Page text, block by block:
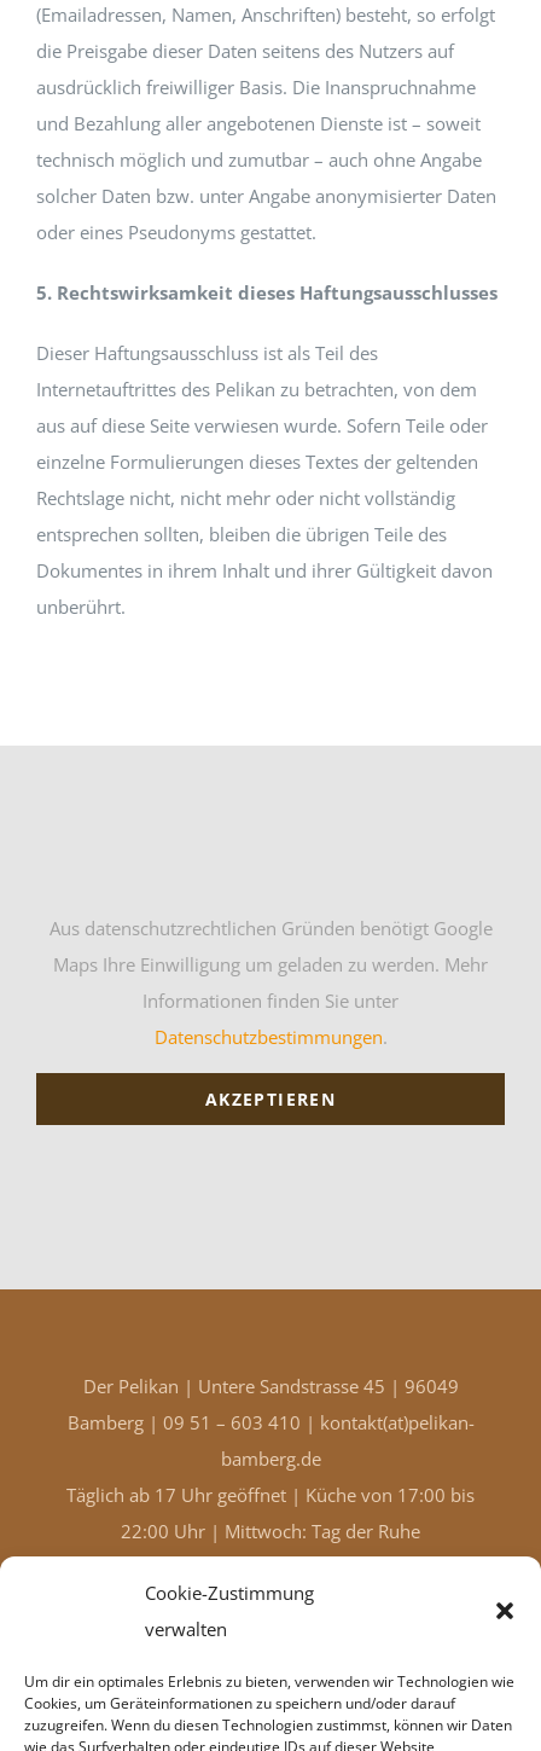
Cookie-Zustimmung
verwalten
Um dir ein optimales Erlebnis zu bieten, verwenden wir Technologien wie
Cookies, um Geräteinformationen zu speichern und/oder darauf
zuzugreifen. Wenn du diesen Technologien zustimmst, können wir Daten
wie das Surfverhalten oder eindeutige IDs auf dieser Website
(Emailadressen, Namen, Anschriften) besteht, so erfolgt
die Preisgabe dieser Daten seitens des Nutzers auf
ausdrücklich freiwilliger Basis. Die Inanspruchnahme
und Bezahlung aller angebotenen Dienste ist – soweit
technisch möglich und zumutbar – auch ohne Angabe
solcher Daten bzw. unter Angabe anonymisierter Daten
oder eines Pseudonyms gestattet.
5. Rechtswirksamkeit dieses Haftungsausschlusses
Dieser Haftungsausschluss ist als Teil des
Internetauftrittes des Pelikan zu betrachten, von dem
aus auf diese Seite verwiesen wurde. Sofern Teile oder
einzelne Formulierungen dieses Textes der geltenden
Rechtslage nicht, nicht mehr oder nicht vollständig
entsprechen sollten, bleiben die übrigen Teile des
Dokumentes in ihrem Inhalt und ihrer Gültigkeit davon
unberührt.
Aus datenschutzrechtlichen Gründen benötigt Google
Maps Ihre Einwilligung um geladen zu werden. Mehr
Informationen finden Sie unter
Datenschutzbestimmungen.
AKZEPTIEREN
Der Pelikan | Untere Sandstrasse 45 | 96049
Bamberg | 09 51 – 603 410 | kontakt(at)pelikan-
bamberg.de
Täglich ab 17 Uhr geöffnet | Küche von 17:00 bis
22:00 Uhr | Mittwoch: Tag der Ruhe
Impressum |Disclaimer |
Datenschutzbestimmungen |